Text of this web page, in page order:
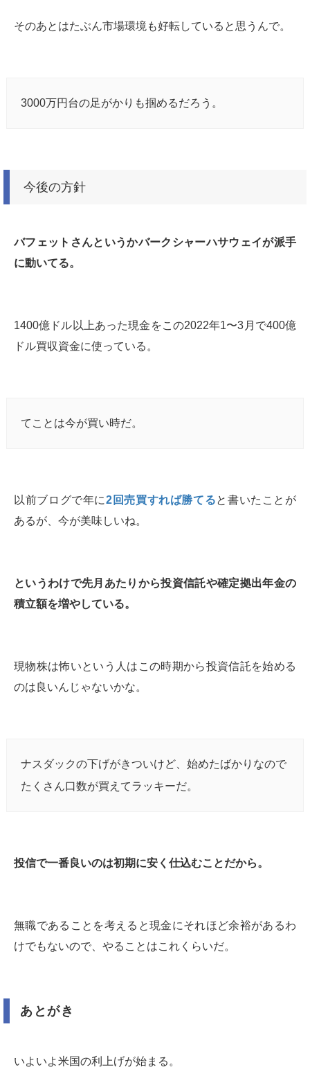
そのあとはたぶん市場環境も好転していると思うんで。
3000万円台の足がかりも掴めるだろう。
今後の方針
バフェットさんというかバークシャーハサウェイが派手
に動いてる。
1400億ドル以上あった現金をこの2022年1〜3月で400億
ドル買収資金に使っている。
てことは今が買い時だ。
以前ブログで年に2回売買すれば勝てると書いたことが
あるが、今が美味しいね。
というわけで先月あたりから投資信託や確定拠出年金の
積立額を増やしている。
現物株は怖いという人はこの時期から投資信託を始める
のは良いんじゃないかな。
ナスダックの下げがきついけど、始めたばかりなので
たくさん口数が買えてラッキーだ。
投信で一番良いのは初期に安く仕込むことだから。
無職であることを考えると現金にそれほど余裕があるわ
けでもないので、やることはこれくらいだ。
あとがき
いよいよ米国の利上げが始まる。